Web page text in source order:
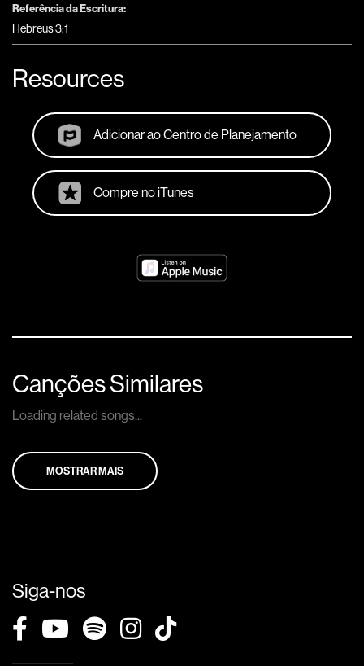
Referência da Escritura:
Hebreus 3:1
Resources
Adicionar ao Centro de Planejamento
Compre no iTunes
Canções Similares
Loading related songs...
MOSTRAR MAIS
Siga-nos